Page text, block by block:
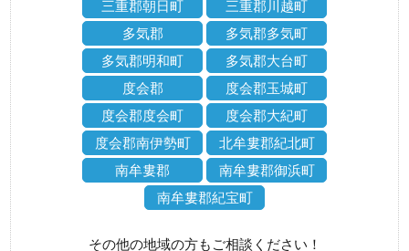
三重郡朝日町
三重郡川越町
多気郡
多気郡多気町
多気郡明和町
多気郡大台町
度会郡
度会郡玉城町
度会郡度会町
度会郡大紀町
度会郡南伊勢町
北牟婁郡紀北町
南牟婁郡
南牟婁郡御浜町
南牟婁郡紀宝町
その他の地域の方もご相談ください！